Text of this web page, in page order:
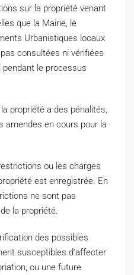
sur la propriété venant
que la Mairie, le
Urbanistiques locaux
consultées ni vérifiées
pendant le processus
propriété a des pénalités,
amendes en cours pour la
ou les charges
est enregistrée. En
ne sont pas
la propriété.
des possibles
susceptibles d’affecter
ou une future